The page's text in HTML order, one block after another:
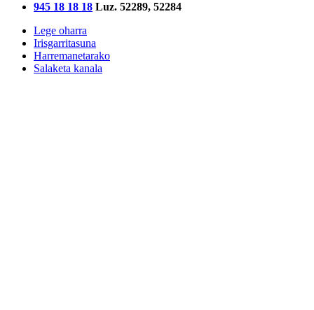
945 18 18 18 Luz. 52289, 52284
Lege oharra
Irisgarritasuna
Harremanetarako
Salaketa kanala